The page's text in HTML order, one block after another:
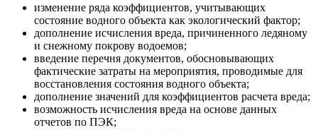
изменение ряда коэффициентов, учитывающих
состояние водного объекта как экологический фактор;
дополнение исчисления вреда, причиненного ледяному
и снежному покрову водоемов;
введение перечня документов, обосновывающих
фактические затраты на мероприятия, проводимые для
восстановления состояния водного объекта;
дополнение значений для коэффициентов расчета вреда;
возможность исчисления вреда на основе данных
отчетов по ПЭК;